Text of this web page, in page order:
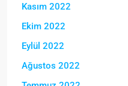
Kasım 2022
Ekim 2022
Eylül 2022
Ağustos 2022